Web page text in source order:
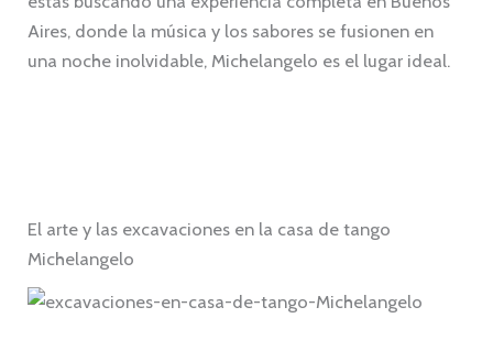
Aires, donde la música y los sabores se fusionen en
una noche inolvidable, Michelangelo es el lugar ideal.
El arte y las excavaciones en la casa de tango
Michelangelo